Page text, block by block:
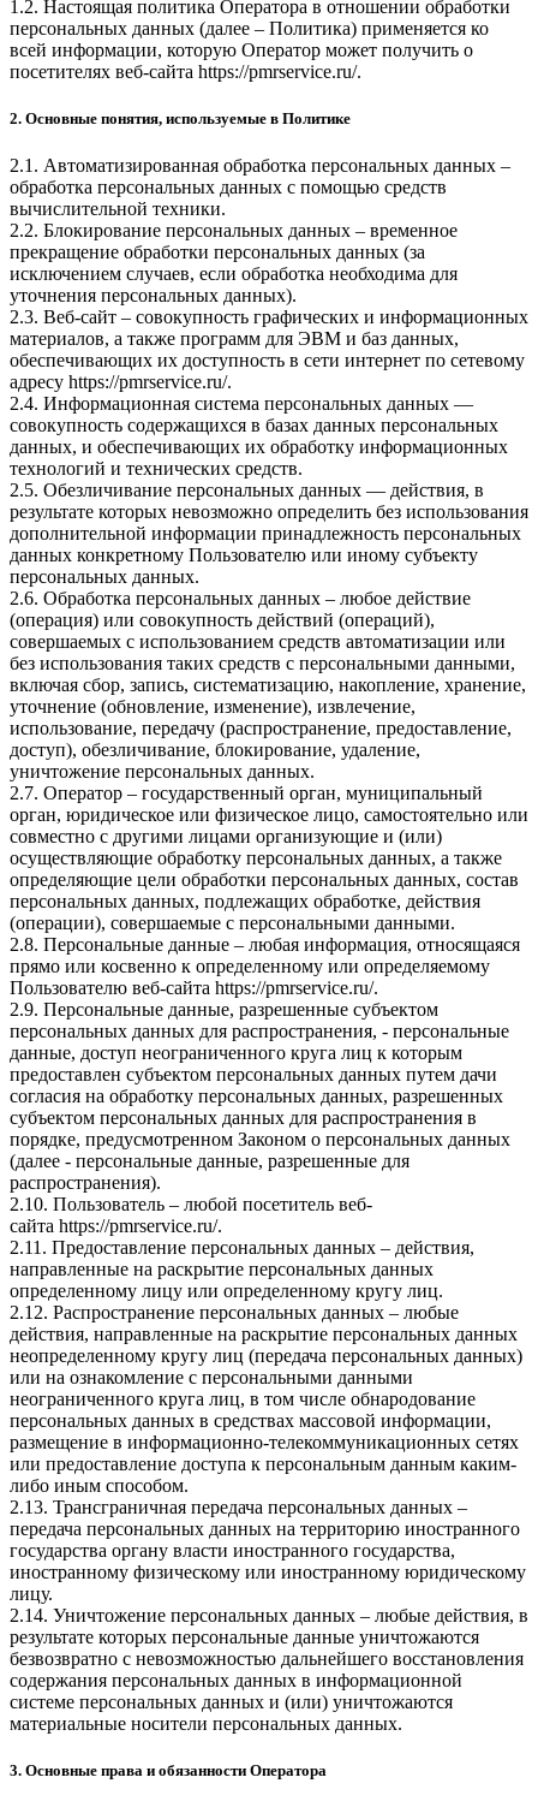
1.2. Настоящая политика Оператора в отношении обработки
персональных данных (далее – Политика) применяется ко
всей информации, которую Оператор может получить о
посетителях веб-сайта https://pmrservice.ru/.
2. Основные понятия, используемые в Политике
2.1. Автоматизированная обработка персональных данных –
обработка персональных данных с помощью средств
вычислительной техники.
2.2. Блокирование персональных данных – временное
прекращение обработки персональных данных (за
исключением случаев, если обработка необходима для
уточнения персональных данных).
2.3. Веб-сайт – совокупность графических и информационных
материалов, а также программ для ЭВМ и баз данных,
обеспечивающих их доступность в сети интернет по сетевому
адресу https://pmrservice.ru/.
2.4. Информационная система персональных данных —
совокупность содержащихся в базах данных персональных
данных, и обеспечивающих их обработку информационных
технологий и технических средств.
2.5. Обезличивание персональных данных — действия, в
результате которых невозможно определить без использования
дополнительной информации принадлежность персональных
данных конкретному Пользователю или иному субъекту
персональных данных.
2.6. Обработка персональных данных – любое действие
(операция) или совокупность действий (операций),
совершаемых с использованием средств автоматизации или
без использования таких средств с персональными данными,
включая сбор, запись, систематизацию, накопление, хранение,
уточнение (обновление, изменение), извлечение,
использование, передачу (распространение, предоставление,
доступ), обезличивание, блокирование, удаление,
уничтожение персональных данных.
2.7. Оператор – государственный орган, муниципальный
орган, юридическое или физическое лицо, самостоятельно или
совместно с другими лицами организующие и (или)
осуществляющие обработку персональных данных, а также
определяющие цели обработки персональных данных, состав
персональных данных, подлежащих обработке, действия
(операции), совершаемые с персональными данными.
2.8. Персональные данные – любая информация, относящаяся
прямо или косвенно к определенному или определяемому
Пользователю веб-сайта https://pmrservice.ru/.
2.9. Персональные данные, разрешенные субъектом
персональных данных для распространения, - персональные
данные, доступ неограниченного круга лиц к которым
предоставлен субъектом персональных данных путем дачи
согласия на обработку персональных данных, разрешенных
субъектом персональных данных для распространения в
порядке, предусмотренном Законом о персональных данных
(далее - персональные данные, разрешенные для
распространения).
2.10. Пользователь – любой посетитель веб-
сайта https://pmrservice.ru/.
2.11. Предоставление персональных данных – действия,
направленные на раскрытие персональных данных
определенному лицу или определенному кругу лиц.
2.12. Распространение персональных данных – любые
действия, направленные на раскрытие персональных данных
неопределенному кругу лиц (передача персональных данных)
или на ознакомление с персональными данными
неограниченного круга лиц, в том числе обнародование
персональных данных в средствах массовой информации,
размещение в информационно-телекоммуникационных сетях
или предоставление доступа к персональным данным каким-
либо иным способом.
2.13. Трансграничная передача персональных данных –
передача персональных данных на территорию иностранного
государства органу власти иностранного государства,
иностранному физическому или иностранному юридическому
лицу.
2.14. Уничтожение персональных данных – любые действия, в
результате которых персональные данные уничтожаются
безвозвратно с невозможностью дальнейшего восстановления
содержания персональных данных в информационной
системе персональных данных и (или) уничтожаются
материальные носители персональных данных.
3. Основные права и обязанности Оператора